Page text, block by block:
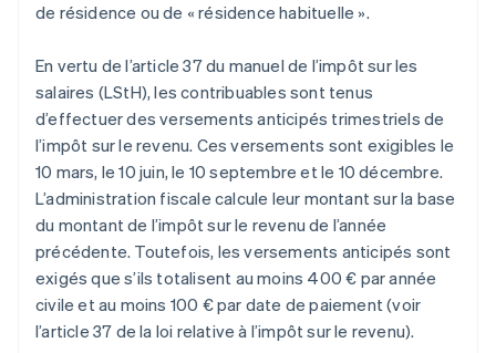
de résidence ou de « résidence habituelle ».
En vertu de l’article 37 du manuel de l’impôt sur les
salaires (LStH), les contribuables sont tenus
d’effectuer des versements anticipés trimestriels de
l’impôt sur le revenu. Ces versements sont exigibles le
10 mars, le 10 juin, le 10 septembre et le 10 décembre.
L’administration fiscale calcule leur montant sur la base
du montant de l’impôt sur le revenu de l’année
précédente. Toutefois, les versements anticipés sont
exigés que s’ils totalisent au moins 400 € par année
civile et au moins 100 € par date de paiement (voir
l’article 37 de la loi relative à l’impôt sur le revenu).